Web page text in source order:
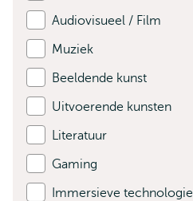
Audiovisueel / Film
Muziek
Beeldende kunst
Uitvoerende kunsten
Literatuur
Gaming
Immersieve technologie